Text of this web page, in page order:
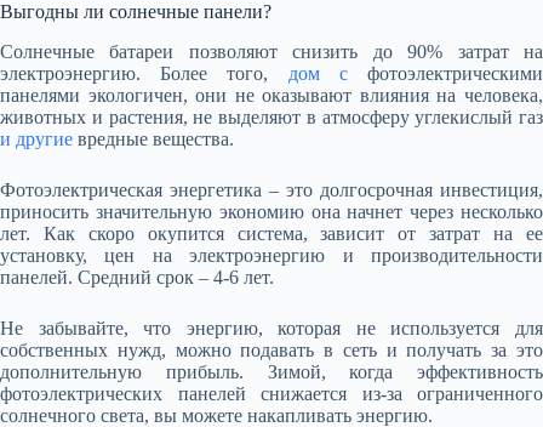
Выгодны ли солнечные панели?
Солнечные батареи позволяют снизить до 90% затрат на
электроэнергию. Более того, дом сфотоэлектрическими
панелями экологичен, они не оказывают влияния на человека,
животных и растения, не выделяют в атмосферу углекислый газ
и другие вредные вещества.
Фотоэлектрическая энергетика – это долгосрочная инвестиция,
приносить значительную экономию она начнет через несколько
лет. Как скоро окупится система, зависит от затрат на ее
установку, цен на электроэнергию и производительности
панелей. Средний срок – 4-6 лет.
Не забывайте, что энергию, которая не используется для
собственных нужд, можно подавать в сеть и получать за это
дополнительную прибыль. Зимой, когда эффективность
фотоэлектрических панелей снижается из-за ограниченного
солнечного света, вы можете накапливать энергию.